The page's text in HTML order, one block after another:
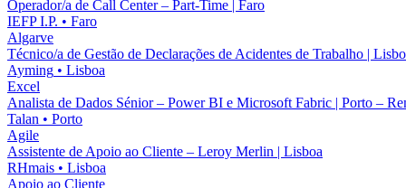
Operador/a de Call Center – Part-Time | Faro
IEFP I.P. • Faro
Algarve
Técnico/a de Gestão de Declarações de Acidentes de Trabalho |
Ayming • Lisboa
Excel
Analista de Dados Sénior – Power BI e Microsoft Fabric | Porto –
Talan • Porto
Agile
Assistente de Apoio ao Cliente – Leroy Merlin | Lisboa
RHmais • Lisboa
Apoio ao Cliente